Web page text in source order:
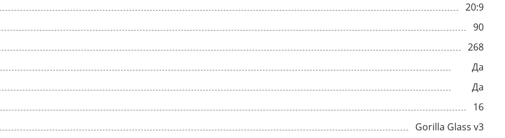
20:9
90
268
Да
Да
16
Gorilla Glass v3